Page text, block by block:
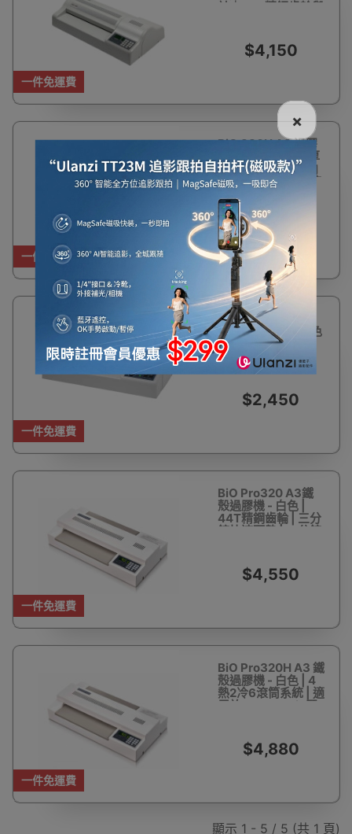
一件免運費
計｜44T精鋼齒輪與
$4,150
一件免運費
BiO 330H A3 過膠
機 - 白色 | 可過膠厚
度達250mic | 逆向
倒退功能 | 數碼溫控
顯示 | 香港行貨 | 一
年保養
$4,450
一件免運費
BiO ACOS R4 A3
中用量過膠機 - 白色
| 4滾筒CERACON
加熱技術 | 1分鐘快
速加熱 | 香港行貨 |
$2,450
一件免運費
BiO Pro320 A3鐵
殼過膠機 - 白色 |
44T精鋼齒輪 | 三分
鐘快速預熱 | 一分鐘
$4,550
一件免運費
BiO Pro320H A3 鐵
殼過膠機 - 白色 | 4
熱2冷6滾筒系統 | 適
用於75-250mic膠
$4,880
顯示 1 - 5 / 5 (共 1 頁)
×